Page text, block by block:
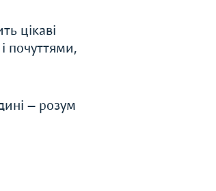
цікаві
почуттями,
— розум